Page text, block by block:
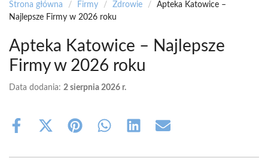
Strona główna / Firmy / Zdrowie /
Apteka Katowice –
Najlepsze Firmy w 2026 roku
Apteka Katowice – Najlepsze
Firmy w 2026 roku
Data dodania: 2 sierpnia 2026 r.
Share
Share
(Twitter)
Share Share Share Share